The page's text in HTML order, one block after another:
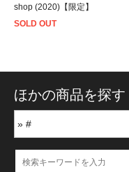
shop (2020)【限定】
SOLD OUT
ほかの商品を探す